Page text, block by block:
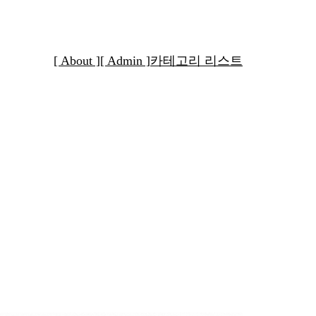
[ About ][ Admin ]카테고리 리스트